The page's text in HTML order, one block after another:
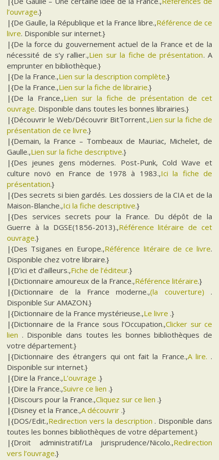
l’ouvrage.}
|{De Gaulle, la République et la France libre.,Référence de ce
livre. Disponible sur internet.}
|{De la force du gouvernement actuel de la France et de la
nécessité de s’y rallier.,Lien sur la fiche de présentation. A
emprunter en bibliothèque.}
|{De la France.,Lien sur la description complète.}
|{De la France.,Lien sur la fiche de librairie.}
|{De la France.,Lien sur la fiche de présentation de cet
ouvrage. Disponible dans toutes les bonnes librairies.}
|{Découvrir le Web/Découvrir BitTorrent.,Lien sur la fiche de
présentation de ce livre.}
|{Demain, la France – Tombeaux de Mauriac, Michelet, de
Gaulle.,Lien sur la fiche descriptive.}
|{Des jeunes gens mödernes. Post-Punk, Cold Wave et
culture novö en France de 1978 à 1983.,Ici la fiche de
présentation.}
|{Des secrets si bien gardés. Les dossiers de la CIA et de la
Maison-Blanche.,Ici la fiche descriptive.}
|{Des services secrets pour la France. Du dépôt de la
Guerre à la DGSE(1856-2013).,Référence litéraire de cet
ouvrage.}
|{Des Tsiganes en Europe.,Référence litéraire de ce livre.
Disponible chez votre libraire.}
|{D’ici et d’ailleurs.,Fiche de l’éditeur.}
|{Dictionnaire amoureux de la France.,Référence litéraire.}
|{Dictionnaire de la France moderne.,(la couverture) .
Disponible Sur AMAZON.}
|{Dictionnaire de la France mystérieuse.,Le livre .}
|{Dictionnaire de la France sous l’Occupation.,Clicker sur ce
lien . Disponible dans toutes les bonnes bibliothèques de
votre département.}
|{Dictionnaire des étrangers qui ont fait la France.,A lire. .
Disponible sur internet.}
|{Dire la France.,L’ouvrage .}
|{Dire la France.,Suivre ce lien .}
|{Discours pour la France.,Cliquez sur ce lien .}
|{Disney et la France.,A découvrir .}
|{DOS/Edit.,Redirection vers la description . Disponible dans
toutes les bonnes bibliothèques de votre département.}
|{Droit administratif/La jurisprudence/Nicolo.,Redirection
vers l’ouvrage.}